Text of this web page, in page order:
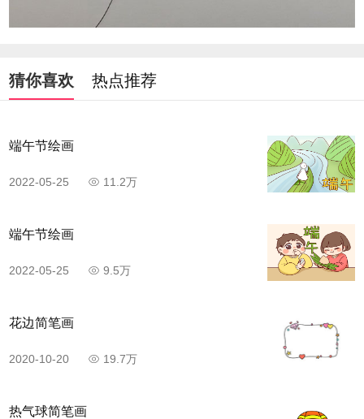
猜你喜欢 热点推荐
端午节绘画
2022-05-25 11.2万
端午节绘画
2022-05-25 9.5万
花边简笔画
2020-10-20 19.7万
热气球简笔画